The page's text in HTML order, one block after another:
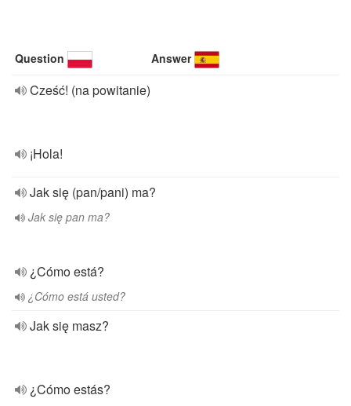
Question Answer
Cześć! (na powitanie)
¡Hola!
Jak się (pan/pani) ma?
Jak się pan ma?
¿Cómo está?
¿Cómo está usted?
Jak się masz?
¿Cómo estás?